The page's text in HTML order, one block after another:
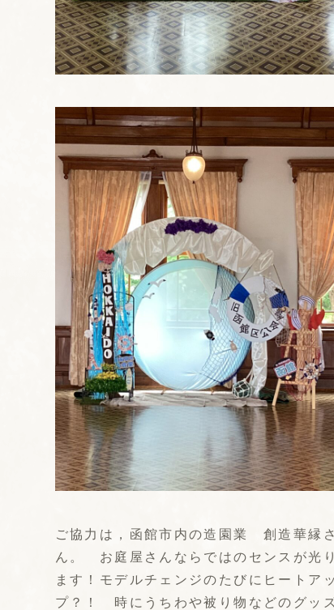
ご協力は，函館市内の造園業 創造華縁さ
ん。 お庭屋さんならではのセンスが光り
ます！モデルチェンジのたびにヒートアッ
プ？！ 時にうちわや被り物などのグッ